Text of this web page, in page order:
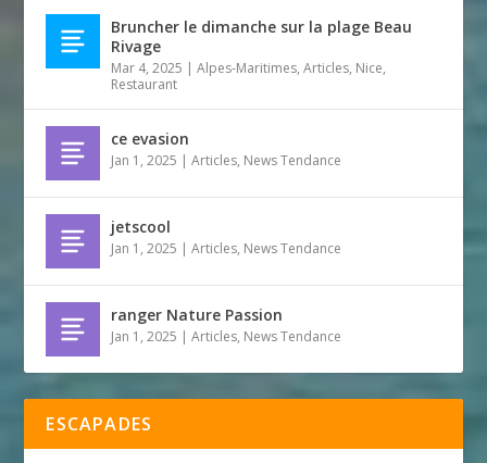
Bruncher le dimanche sur la plage Beau
Rivage
Mar 4, 2025 |Alpes-Maritimes,Articles, Nice,
Restaurant
ce evasion
Jan 1, 2025 |Articles, News Tendance
jetscool
Jan 1, 2025 |Articles, News Tendance
ranger Nature Passion
Jan 1, 2025 |Articles, News Tendance
ESCAPADES